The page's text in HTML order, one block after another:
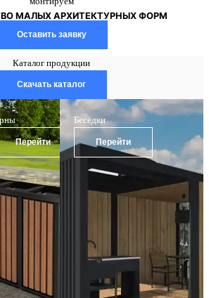
МАЛЫХ АРХИ­ТЕК­ТУР­НЫХ ФОРМ
Оставить заявку
Каталог продукции
Скачать каталог
Перейти
Беседки
Перейти